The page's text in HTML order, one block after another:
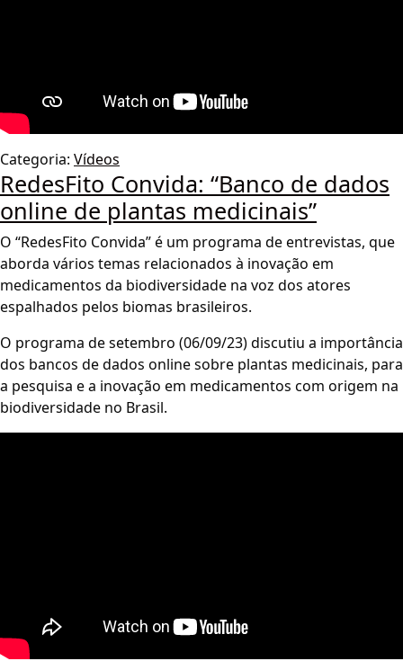
Categoria: Vídeos
RedesFito Convida: “Banco de dados
online de plantas medicinais”
O “RedesFito Convida” é um programa de entrevistas, que
aborda vários temas relacionados à inovação em
medicamentos da biodiversidade na voz dos atores
espalhados pelos biomas brasileiros.
O programa de setembro (06/09/23) discutiu a importância
dos bancos de dados online sobre plantas medicinais, para
a pesquisa e a inovação em medicamentos com origem na
biodiversidade no Brasil.